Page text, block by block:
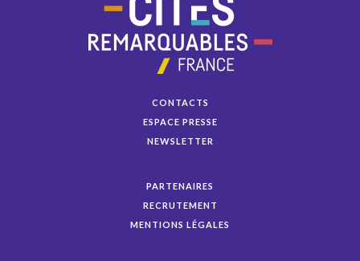
CONTACTS
ESPACE PRESSE
NEWSLETTER
PARTENAIRES
RECRUTEMENT
MENTIONS LÉGALES